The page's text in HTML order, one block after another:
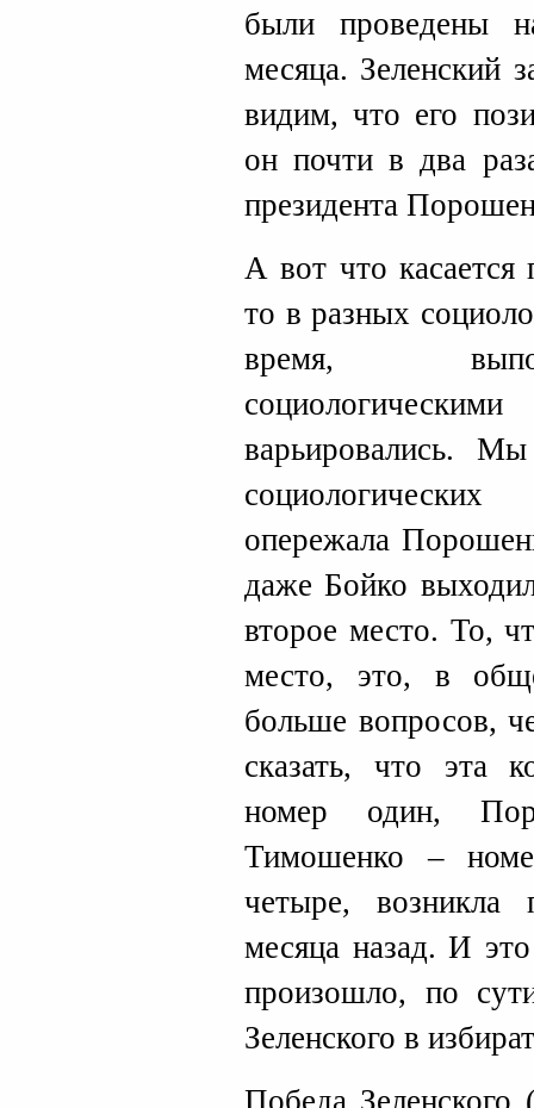
были проведены
месяца. Зеленский
видим, что его
он почти в два
президента
А вот что
то в разных
время,
варьировались.
опережала
даже Бойко
второе место. То,
место, это, в
больше вопросов,
сказать, что эта
номер один,
Тимошенко –
четыре,
месяца назад. И
произошло, по
Зеленского в
Победа